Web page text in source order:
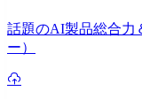
話題のAI製品総合力
ー）